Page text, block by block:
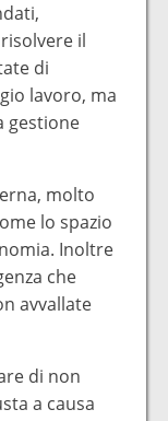
il
di
lavoro, ma
gestione
molto
lo spazio
Inoltre
che
avvallate
di non
a causa